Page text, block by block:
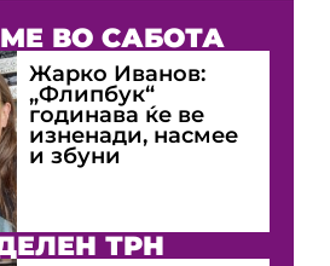
ВО САБОТА
Жарко Иванов:
„Флипбук“
годинава ќе ве
изненади, насмее
и збуни
ТРН